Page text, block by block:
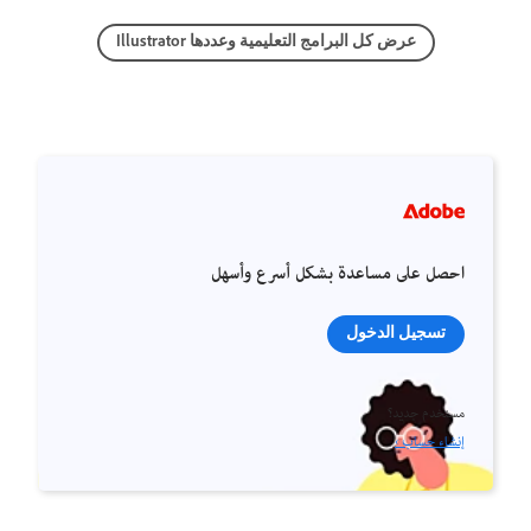
عرض كل البرامج التعليمية وعددها Illustrator
احصل على مساعدة بشكل أسرع وأسهل
تسجيل الدخول
مستخدم جديد؟
إنشاء حساب ›